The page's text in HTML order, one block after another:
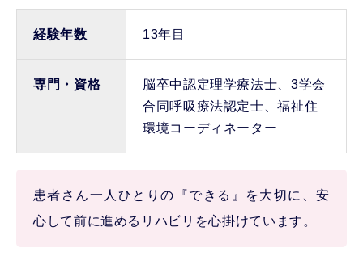
経験年数 13年目
専門・資格
脳卒中認定理学療法士、3学会
合同呼吸療法認定士、福祉住
環境コーディネーター
患者さん一人ひとりの『できる』を大切に、安
心して前に進めるリハビリを心掛けています。